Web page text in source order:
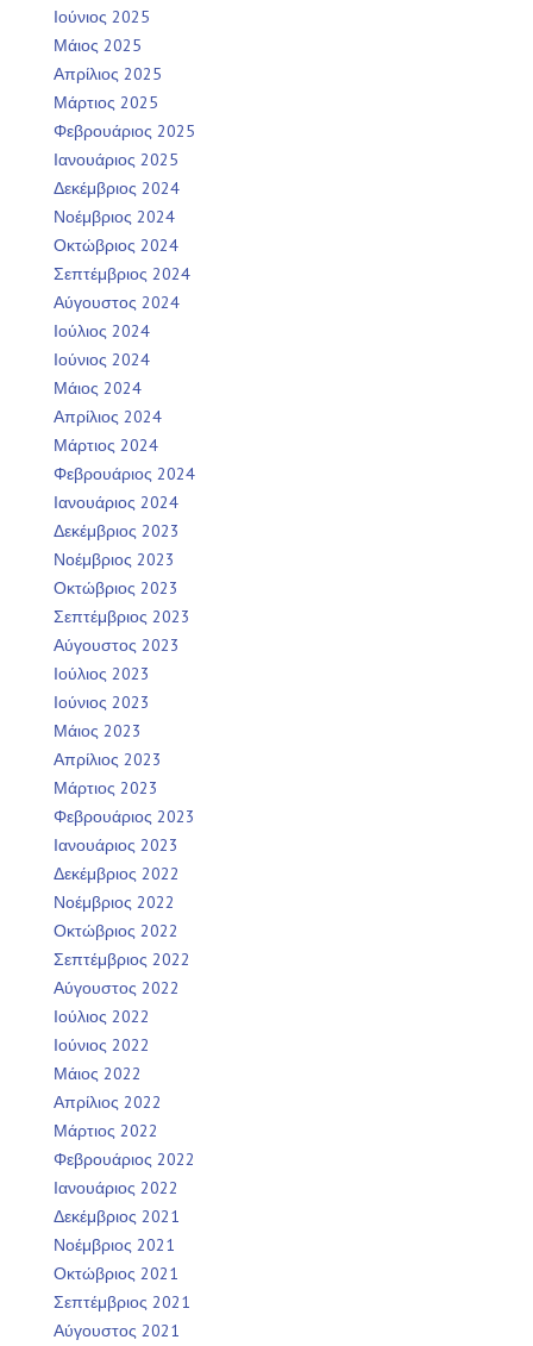
Ιούνιος 2025
Μάιος 2025
Απρίλιος 2025
Μάρτιος 2025
Φεβρουάριος 2025
Ιανουάριος 2025
Δεκέμβριος 2024
Νοέμβριος 2024
Οκτώβριος 2024
Σεπτέμβριος 2024
Αύγουστος 2024
Ιούλιος 2024
Ιούνιος 2024
Μάιος 2024
Απρίλιος 2024
Μάρτιος 2024
Φεβρουάριος 2024
Ιανουάριος 2024
Δεκέμβριος 2023
Νοέμβριος 2023
Οκτώβριος 2023
Σεπτέμβριος 2023
Αύγουστος 2023
Ιούλιος 2023
Ιούνιος 2023
Μάιος 2023
Απρίλιος 2023
Μάρτιος 2023
Φεβρουάριος 2023
Ιανουάριος 2023
Δεκέμβριος 2022
Νοέμβριος 2022
Οκτώβριος 2022
Σεπτέμβριος 2022
Αύγουστος 2022
Ιούλιος 2022
Ιούνιος 2022
Μάιος 2022
Απρίλιος 2022
Μάρτιος 2022
Φεβρουάριος 2022
Ιανουάριος 2022
Δεκέμβριος 2021
Νοέμβριος 2021
Οκτώβριος 2021
Σεπτέμβριος 2021
Αύγουστος 2021